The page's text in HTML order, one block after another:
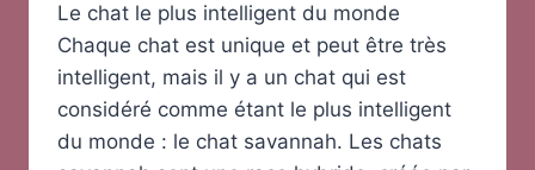
Le chat le plus intelligent du monde
Chaque chat est unique et peut être très
intelligent, mais il y a un chat qui est
considéré comme étant le plus intelligent
du monde : le chat savannah. Les chats